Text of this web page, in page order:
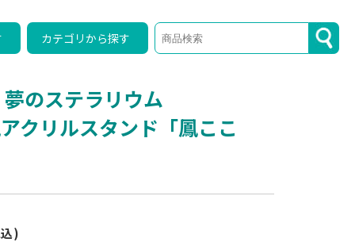
カテゴリから探す
のステラリウム
クリルスタンド「鳳ここ
)